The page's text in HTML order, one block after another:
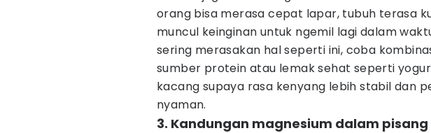
orang bisa merasa cepat lapar, tubuh terasa
muncul keinginan untuk ngemil lagi dalam
sering merasakan hal seperti ini, coba
sumber protein atau lemak sehat seperti
kacang supaya rasa kenyang lebih stabil dan
nyaman.
3. Kandungan magnesium dalam